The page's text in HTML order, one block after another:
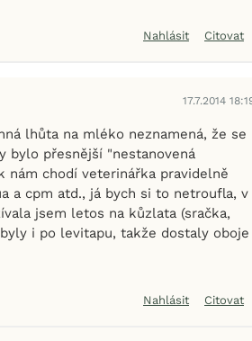
Nahlásit Citovat
17.7.2014
lhůta na mléko neznamená, že se
bylo přesnější "nestanovená
nám chodí veterinářka pravidelně
a cpm atd., já bych si to netroufla, v
jsem letos na kůzlata (sračka,
i po levitapu, takže dostaly oboje
Nahlásit Citovat